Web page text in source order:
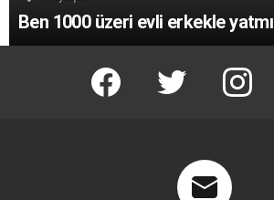
Ben 1000 üzeri evli erkekle
facebook twitter